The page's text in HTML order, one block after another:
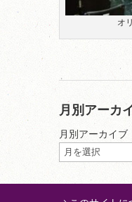
オ
月別アーカ
月別アーカイブ